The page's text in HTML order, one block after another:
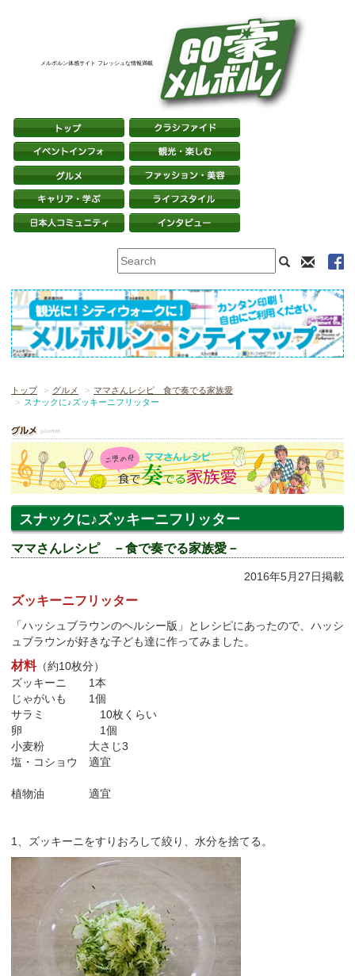
メルボルン体感サイト フレッシュな情報満載
トップ グルメ
ママさんレシピ 食で奏でる家族愛
スナックに♪ズッキーニフリッター
スナックに♪ズッキーニフリッター
ママさんレシピ －食で奏でる家族愛－
2016年5月27日掲載
ズッキーニフリッター
「ハッシュブラウンのヘルシー版」とレシピにあったので、ハッシ
ュブラウンが好きな子ども達に作ってみました。
材料（約10枚分）
ズッキーニ 1本
じゃがいも 1個
サラミ 10枚くらい
卵 1個
小麦粉 大さじ3
塩・コショウ 適宜
植物油 適宜
1、ズッキーニをすりおろして絞り、水分を捨てる。